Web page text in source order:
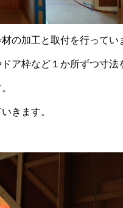
の加工と取付を行ってい
ア枠など１か所ずつ寸法
きます。